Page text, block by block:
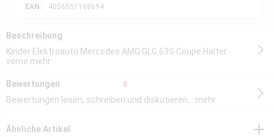
EAN:
4056551188694
Beschreibung
Kinder Elektroauto Mercedes AMG GLC 63S Coupe Halter
vorne mehr
Bewertungen 0
Bewertungen lesen, schreiben und diskutieren... mehr
Ähnliche Artikel